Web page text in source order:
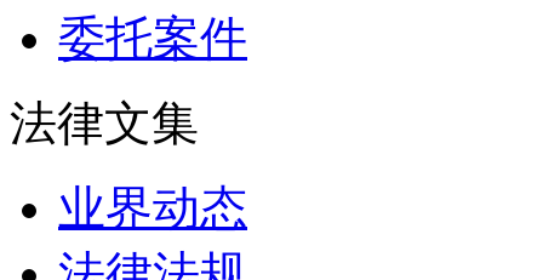
委托案件
法律文集
业界动态